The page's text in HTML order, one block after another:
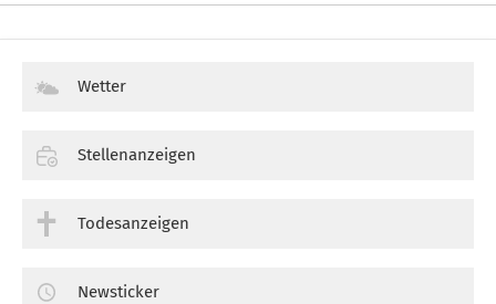
Wetter
Stellenanzeigen
Todesanzeigen
Newsticker